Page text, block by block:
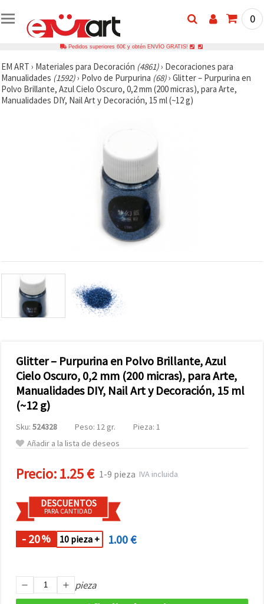
0
Pedidos superiores 60€ y obtén ENVÍO GRATIS!
EM ART › Materiales para Decoración (4861)› Decoraciones para
Manualidades (1592)› Polvo de Purpurina (68)› Glitter – Purpurina en
Polvo Brillante, Azul Cielo Oscuro, 0,2 mm (200 micras), para Arte,
Manualidades DIY, Nail Art y Decoración, 15 ml (~12 g)
Glitter – Purpurina en Polvo Brillante, Azul
Cielo Oscuro, 0,2 mm (200 micras), para Arte,
Manualidades DIY, Nail Art y Decoración, 15 ml
(~12 g)
Sku: 524328 Peso: 12 gr.
Pieza: 1
Añadir a la lista de deseos
Precio:1.25 € 1-9 pieza IVA incluida
DESCUENTOS
PARA CANTIDAD
- 20% 10 pieza + 1.00 €
pieza